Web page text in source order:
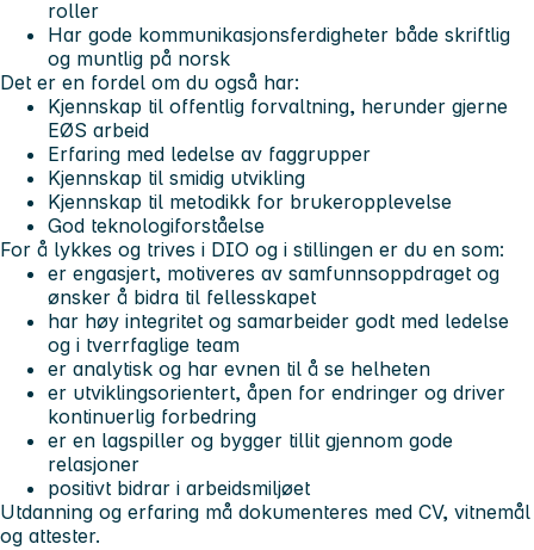
roller
Har gode kommunikasjonsferdigheter både skriftlig
og muntlig på norsk
Det er en fordel om du også har:
Kjennskap til offentlig forvaltning, herunder gjerne
EØS arbeid
Erfaring med ledelse av faggrupper
Kjennskap til smidig utvikling
Kjennskap til metodikk for brukeropplevelse
God teknologiforståelse
For å lykkes og trives i DIO og i stillingen er du en som:
er engasjert, motiveres av samfunnsoppdraget og
ønsker å bidra til fellesskapet
har høy integritet og samarbeider godt med ledelse
og i tverrfaglige team
er analytisk og har evnen til å se helheten
er utviklingsorientert, åpen for endringer og driver
kontinuerlig forbedring
er en lagspiller og bygger tillit gjennom gode
relasjoner
positivt bidrar i arbeidsmiljøet
Utdanning og erfaring må dokumenteres med CV, vitnemål
og attester.